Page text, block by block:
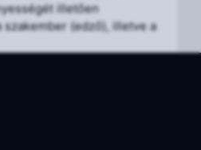
illetően
(edző), illetve a